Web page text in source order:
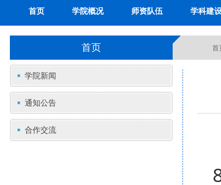
首页 学院概况 师资队伍 学科建
首页 首
学院新闻
通知公告
合作交流